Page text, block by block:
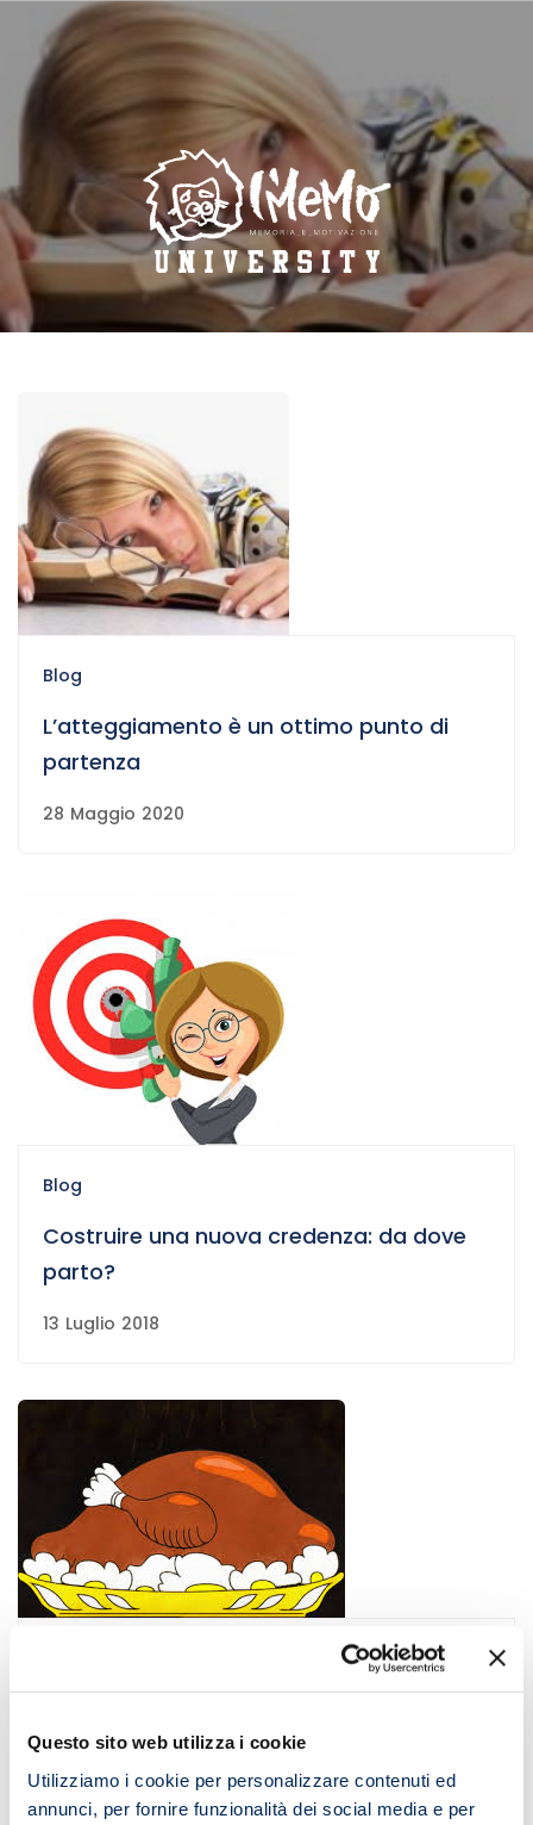
Questo sito web utilizza i cookie
Utilizziamo i cookie per personalizzare contenuti ed
annunci, per fornire funzionalità dei social media e per
Blog
L’atteggiamento è un ottimo punto di
partenza
28 Maggio 2020
Blog
Costruire una nuova credenza: da dove
parto?
13 Luglio 2018
tacchino!